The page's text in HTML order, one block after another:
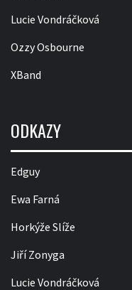
Lucie Vondráčková
Ozzy Osbourne
XBand
ODKAZY
Edguy
Ewa Farná
Horkýže Slíže
Jiří Zonyga
Lucie Vondráčková